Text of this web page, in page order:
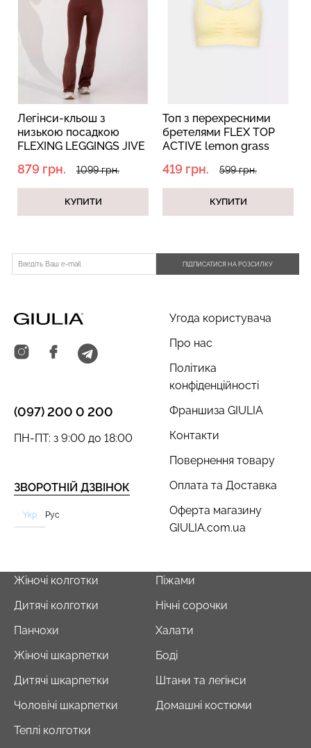
Легінси-кльош з
низькою посадкою
FLEXING LEGGINGS JIVE
(коричневий)
879 грн. 1099 грн.
КУПИТИ
Топ з перехресними
бретелями FLEX TOP
ACTIVE lemon grass
419 грн. 599 грн.
КУПИТИ
ПІДПИСАТИСЯ НА РОЗСИЛКУ
Угода користувача
Про нас
Політика
конфіденційності
Франшиза GIULIA
Контакти
Повернення товару
Оплата та Доставка
Оферта магазину
GIULIA.com.ua
(097) 200 0 200
ЗВОРОТНІЙ ДЗВІНОК
ПН-ПТ: з 9:00 до 18:00
Укр Рус
Жіночі колготки
Дитячі колготки
Панчохи
Жіночі шкарпетки
Дитячі шкарпетки
Чоловічі шкарпетки
Теплі колготки
Піжами
Нічні сорочки
Халати
Боді
Штани та легінси
Домашні костюми
Безшовний топ на
279 грн.399 грн.
(бежевий) Giulia
489 грн.699 грн.